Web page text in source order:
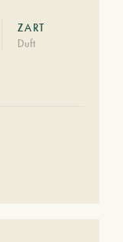
ZART
Duft